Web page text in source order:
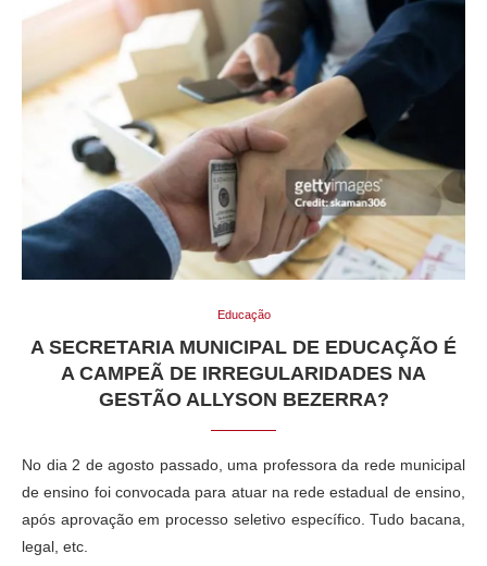
Educação
A SECRETARIA MUNICIPAL DE EDUCAÇÃO É
A CAMPEÃ DE IRREGULARIDADES NA
GESTÃO ALLYSON BEZERRA?
No dia 2 de agosto passado, uma professora da rede municipal
de ensino foi convocada para atuar na rede estadual de ensino,
após aprovação em processo seletivo específico. Tudo bacana,
legal, etc.